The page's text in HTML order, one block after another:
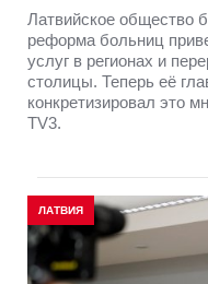
Латвийское общество
реформа больниц
услуг в регионах и
столицы. Теперь её
конкретизировал это
TV3.
ЛАТВИЯ